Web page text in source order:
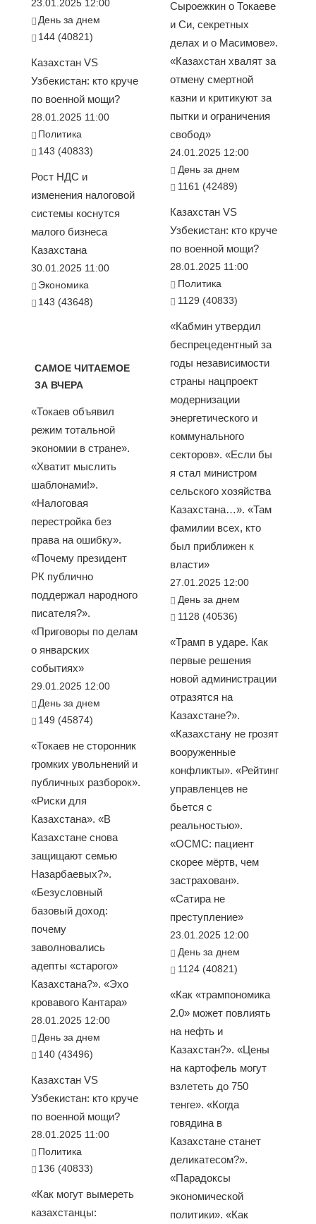
23.01.2025 12:00
День за днем
144 (40821)
Казахстан VS
Узбекистан: кто круче
по военной мощи?
28.01.2025 11:00
Политика
143 (40833)
Рост НДС и
изменения налоговой
системы коснутся
малого бизнеса
Казахстана
30.01.2025 11:00
Экономика
143 (43648)
САМОЕ ЧИТАЕМОЕ
ЗА ВЧЕРА
«Токаев объявил
режим тотальной
экономии в стране».
«Хватит мыслить
шаблонами!».
«Налоговая
перестройка без
права на ошибку».
«Почему президент
РК публично
поддержал народного
писателя?».
«Приговоры по делам
о январских
событиях»
29.01.2025 12:00
День за днем
149 (45874)
«Токаев не сторонник
громких увольнений и
публичных разборок».
«Риски для
Казахстана». «В
Казахстане снова
защищают семью
Назарбаевых?».
«Безусловный
базовый доход:
почему
заволновались
адепты «старого»
Казахстана?». «Эхо
кровавого Кантара»
28.01.2025 12:00
День за днем
140 (43496)
Казахстан VS
Узбекистан: кто круче
по военной мощи?
28.01.2025 11:00
Политика
136 (40833)
«Как могут вымереть
казахстанцы:
Сыроежкин о Токаеве
и Си, секретных
делах и о Масимове».
«Казахстан хвалят за
отмену смертной
казни и критикуют за
пытки и ограничения
свобод»
24.01.2025 12:00
День за днем
1161 (42489)
Казахстан VS
Узбекистан: кто круче
по военной мощи?
28.01.2025 11:00
Политика
1129 (40833)
«Кабмин утвердил
беспрецедентный за
годы независимости
страны нацпроект
модернизации
энергетического и
коммунального
секторов». «Если бы
я стал министром
сельского хозяйства
Казахстана…». «Там
фамилии всех, кто
был приближен к
власти»
27.01.2025 12:00
День за днем
1128 (40536)
«Трамп в ударе. Как
первые решения
новой администрации
отразятся на
Казахстане?».
«Казахстану не грозят
вооруженные
конфликты». «Рейтинг
управленцев не
бьется с
реальностью».
«ОСМС: пациент
скорее мёртв, чем
застрахован».
«Сатира не
преступление»
23.01.2025 12:00
День за днем
1124 (40821)
«Как «трампономика
2.0» может повлиять
на нефть и
Казахстан?». «Цены
на картофель могут
взлететь до 750
тенге». «Когда
говядина в
Казахстане станет
деликатесом?».
«Парадоксы
экономической
политики». «Как